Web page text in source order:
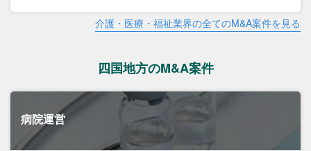
介護・医療・福祉業界の全てのM&A案件を見る
四国地方のM&A案件
病院運営